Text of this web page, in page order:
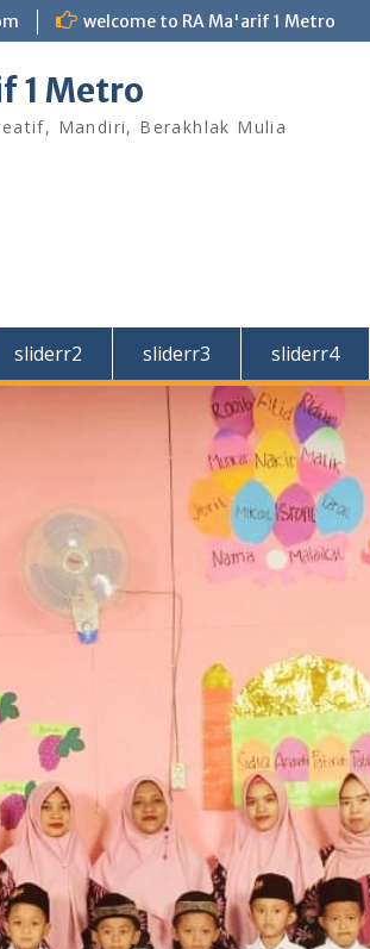
welcome to RA Ma'arif 1 Metro
1 Metro
Mandiri, Berakhlak Mulia
sliderr2 sliderr3 sliderr4